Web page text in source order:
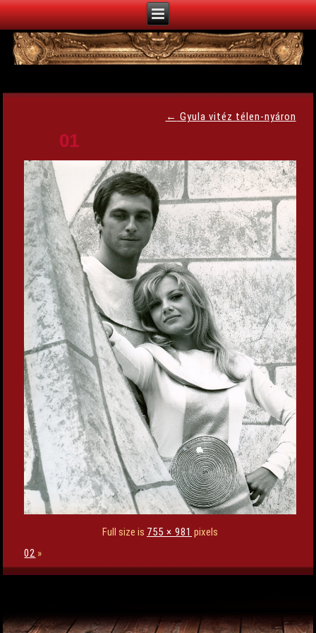
← Gyula vitéz télen-nyáron
01
Full size is 755 × 981 pixels
02 »